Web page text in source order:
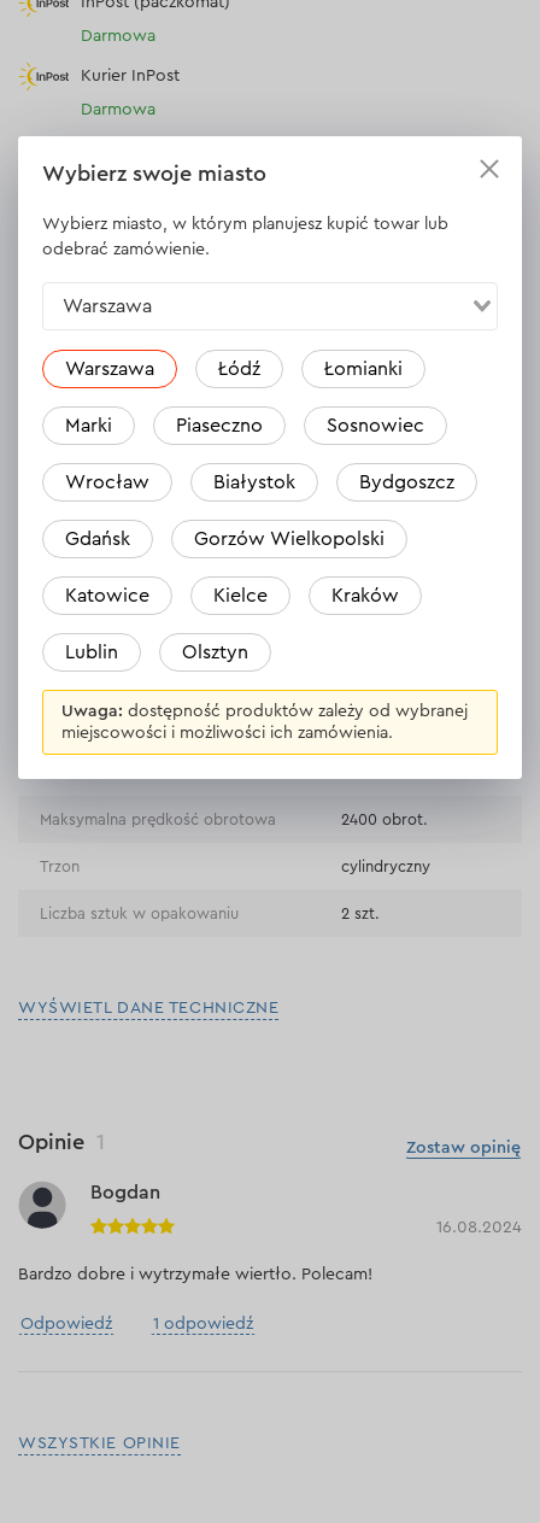
Darmowa
Kurier InPost
Darmowa
Darmowa
Kurier DPD
Darmowa
Serwis
30 dni na zwrot (towaru)
Płatność
Płatności online (Blik, przelew online, płatność kartą, Google
Pay, Apple Pay, raty oraz płatności odroczone)
Płatność na rachunek bieżący (przelew tradycyjny)
Płatność przy odbiorze w sklepie
Średnica
Długość robocza 39 mm
Maksymalna prędkość obrotowa 2400 obrot.
Trzon cylindryczny
Liczba sztuk w opakowaniu 2 szt.
WYŚWIETL DANE TECHNICZNE
Zostaw opinię
Opinie 1
Bogdan
16.08.2024
Bardzo dobre i wytrzymałe wiertło. Polecam!
Odpowiedź 1 odpowiedź
WSZYSTKIE OPINIE
Wybierz swoje miasto
Wybierz miasto, w którym planujesz kupić towar lub
odebrać zamówienie.
Warszawa
Warszawa Łódź Łomianki
Marki Piaseczno Sosnowiec
Wrocław Białystok Bydgoszcz
Gdańsk Gorzów Wielkopolski
Katowice Kielce Kraków
Lublin Olsztyn
Uwaga: dostępność produktów zależy od wybranej
miejscowości i możliwości ich zamówienia.